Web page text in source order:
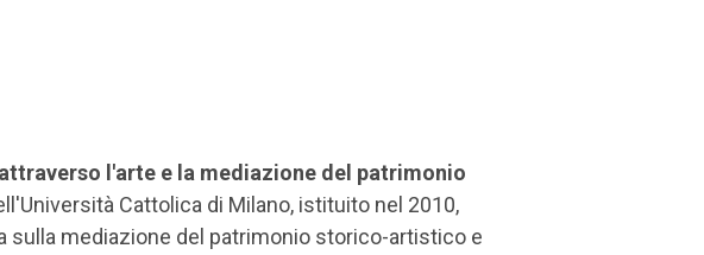
l'arte e la mediazione del patrimonio
Cattolica di Milano, istituito nel 2010,
sulla mediazione del patrimonio storico-artistico e